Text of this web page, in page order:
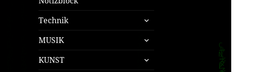
Technik
untermenü
öffnen
MUSIK
untermenü
öffnen
KUNST
untermenü
öffnen